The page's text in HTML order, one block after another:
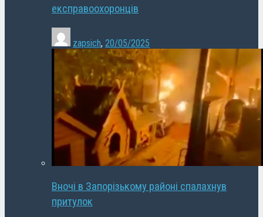
експравоохоронців
zapsich, 20/05/2025
Вночі в Запорізькому районі спалахнув
притулок